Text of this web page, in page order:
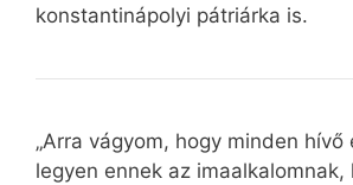
konstantinápolyi pátriárka is.
„Arra vágyom, hogy minden hívő
legyen ennek az imaalkalomnak,